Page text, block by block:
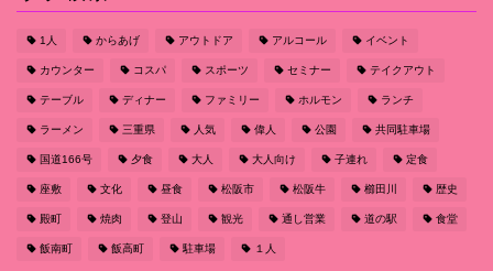
1人 からあげ アウトドア アルコール イベント
カウンター コスパ スポーツ セミナー テイクアウト
テーブル ディナー ファミリー ホルモン ランチ
ラーメン 三重県 人気 偉人 公園 共同駐車場
国道166号 夕食 大人 大人向け 子連れ 定食
座敷 文化 昼食 松阪市 松阪牛 櫛田川 歴史
殿町 焼肉 登山 観光 通し営業 道の駅 食堂
飯南町 飯高町 駐車場 １人